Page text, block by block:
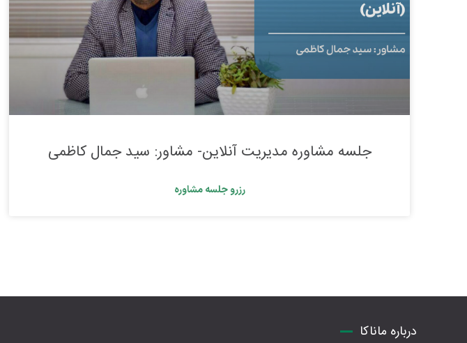
جلسه مشاوره مدیریت آنلاین- مشاور: سید جمال کاظمی
رزرو جلسه مشاوره
درباره ماناکا